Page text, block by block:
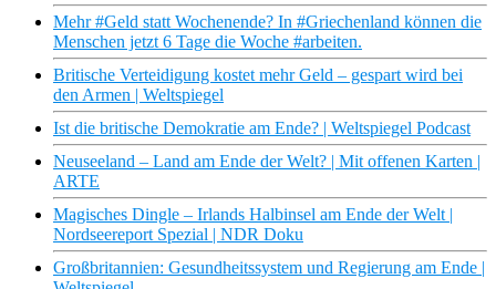
Mehr #Geld statt Wochenende? In #Griechenland können die
Menschen jetzt 6 Tage die Woche #arbeiten.
Britische Verteidigung kostet mehr Geld – gespart wird bei
den Armen | Weltspiegel
Ist die britische Demokratie am Ende? | Weltspiegel Podcast
Neuseeland – Land am Ende der Welt? | Mit offenen Karten |
ARTE
Magisches Dingle – Irlands Halbinsel am Ende der Welt |
Nordseereport Spezial | NDR Doku
Großbritannien: Gesundheitssystem und Regierung am Ende |